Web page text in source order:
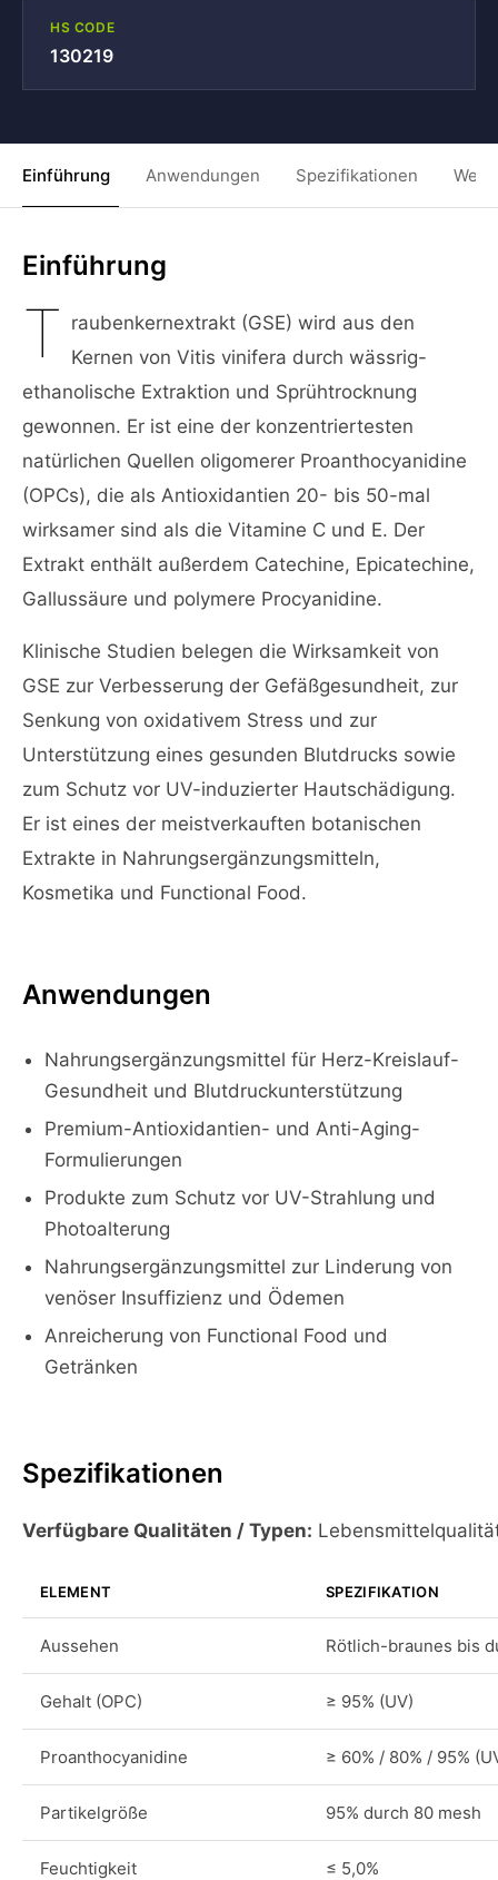
HS CODE
130219
Einführung Anwendungen Spezifikationen
Einführung
T raubenkernextrakt (GSE) wird aus den
Kernen von Vitis vinifera durch wässrig-
ethanolische Extraktion und Sprühtrocknung
gewonnen. Er ist eine der konzentriertesten
natürlichen Quellen oligomerer Proanthocyanidine
(OPCs), die als Antioxidantien 20- bis 50-mal
wirksamer sind als die Vitamine C und E. Der
Extrakt enthält außerdem Catechine, Epicatechine,
Gallussäure und polymere Procyanidine.
Klinische Studien belegen die Wirksamkeit von
GSE zur Verbesserung der Gefäßgesundheit, zur
Senkung von oxidativem Stress und zur
Unterstützung eines gesunden Blutdrucks sowie
zum Schutz vor UV-induzierter Hautschädigung.
Er ist eines der meistverkauften botanischen
Extrakte in Nahrungsergänzungsmitteln,
Kosmetika und Functional Food.
Anwendungen
Nahrungsergänzungsmittel für Herz-Kreislauf-
Gesundheit und Blutdruckunterstützung
Premium-Antioxidantien- und Anti-Aging-
Formulierungen
Produkte zum Schutz vor UV-Strahlung und
Photoalterung
Nahrungsergänzungsmittel zur Linderung von
venöser Insuffizienz und Ödemen
Anreicherung von Functional Food und
Getränken
Spezifikationen
Verfügbare Qualitäten / Typen:
ELEMENT SPEZIFIKATION
Aussehen Rötlich-braunes bis
Gehalt (OPC) ≥ 95% (UV)
Proanthocyanidine ≥ 60% / 80% / 95%
Partikelgröße 95% durch 80 mesh
Feuchtigkeit ≤ 5,0%